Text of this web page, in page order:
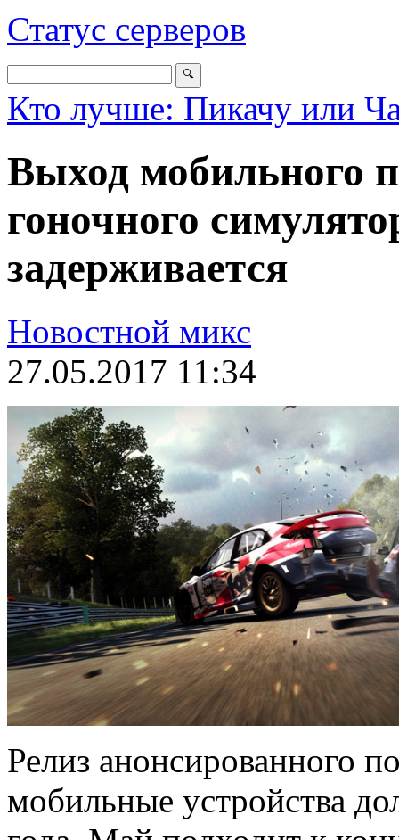
Статус серверов
Кто лучше: Пикачу или
Выход мобильного
гоночного
задерживается
Новостной микс
27.05.2017 11:34
Релиз анонсированного
мобильные устройства